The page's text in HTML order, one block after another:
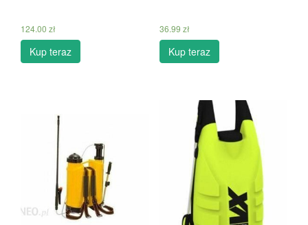
124.00 zł
Kup teraz
36.99 zł
Kup teraz